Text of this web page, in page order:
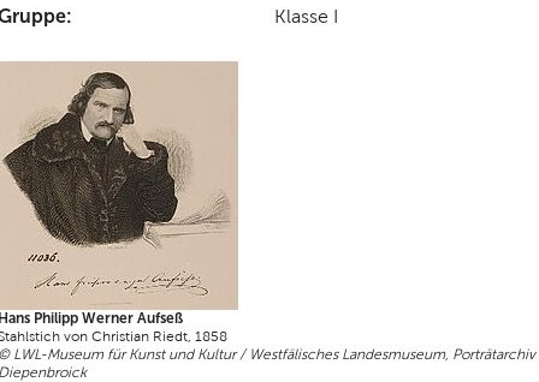
Klasse I
Philipp Werner Aufseß
von Christian Riedt, 1858
LWL-Museum für Kunst und Kultur / Westfälisches Landesmuseum, Porträtarchiv